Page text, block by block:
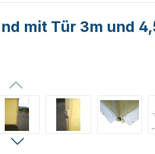
mit Tür 3m und